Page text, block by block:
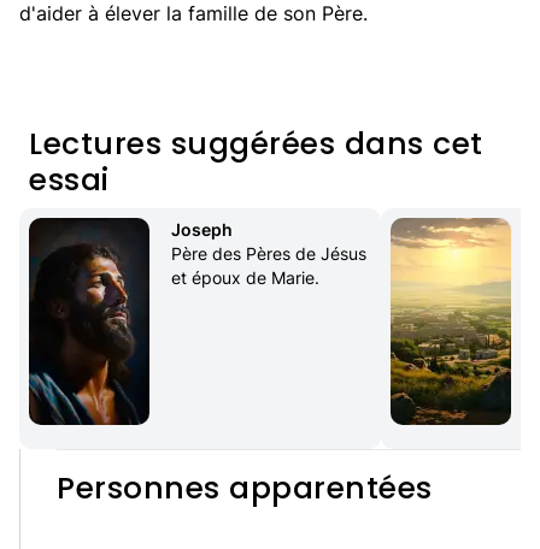
d'aider à élever la famille de son Père.
Lectures suggérées dans cet
essai
Joseph
Père des Pères de Jésus
et époux de Marie.
Personnes apparentées